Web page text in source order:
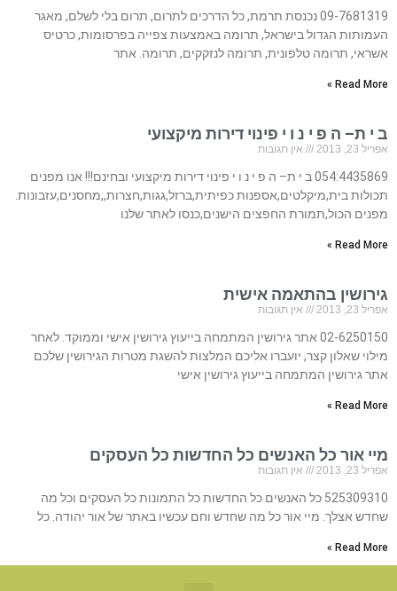
09-7681319 נכנסת תרמת, כל הדרכים לתרום, תרום בלי לשלם, מאגר
העמותות הגדול בישראל, תרומה באמצעות צפייה בפרסומות, כרטיס
אשראי, תרומה טלפונית, תרומה לנזקקים, תרומה. אתר
Read More »
ב י ת– ה פ י נ ו י פינוי דירות מיקצועי
אפריל 23, 2013 אין תגובות
054:4435869 ב י ת– ה פ י נ ו י פינוי דירות מיקצועי ובחינם!!! אנו מפנים
תכולות בית,מיקלטים,אספנות כפיתית,ברזל,גגות,חצרות,,מחסנים,עזבונות.
מפנים הכול,תמורת החפצים הישנים,כנסו לאתר שלנו
Read More »
גירושין בהתאמה אישית
אפריל 23, 2013 אין תגובות
02-6250150 אתר גירושין המתמחה בייעוץ גירושין אישי וממוקד. לאחר
מילוי שאלון קצר, יועברו אליכם המלצות להשגת מטרות הגירושין שלכם
אתר גירושין המתמחה בייעוץ גירושין אישי
Read More »
מיי אור כל האנשים כל החדשות כל העסקים
אפריל 23, 2013 אין תגובות
525309310 כל האנשים כל החדשות כל התמונות כל העסקים וכל מה
שחדש אצלך. מיי אור כל מה שחדש וחם עכשיו באתר של אור יהודה. כל
Read More »